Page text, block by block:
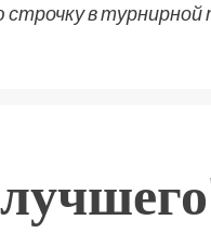
строчку в